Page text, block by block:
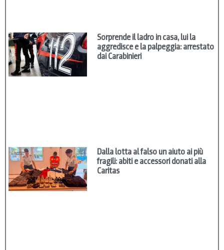
Sorprende il ladro in casa, lui la
aggredisce e la palpeggia: arrestato
dai Carabinieri
Dalla lotta al falso un aiuto ai più
fragili: abiti e accessori donati alla
Caritas